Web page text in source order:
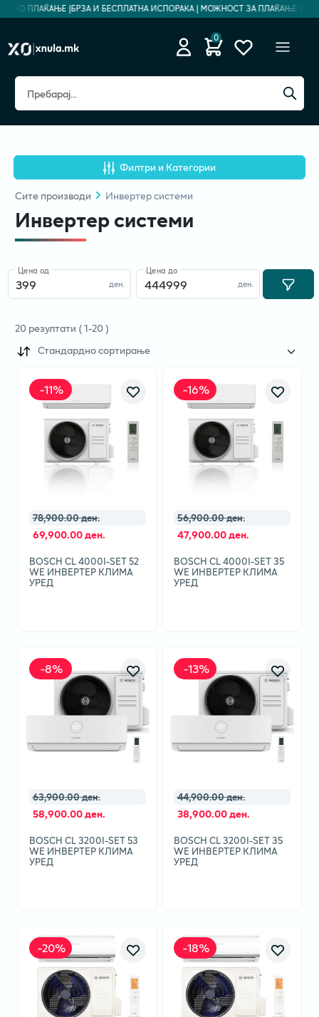
ПЛАЌАЊЕ |БРЗА И БЕСПЛАТНА ИСПОРАКА | МОЖНОСТ ЗА ПЛАЌАЊЕ НА
0
Филтри и Категории
Ситепроизводи Инвертер системи
Инвертер системи
ден.
Цена од
ден.
Цена до
20резултати (1-20)
Стандардно сортирање
-11%
78,900.00 ден.
69,900.00 ден.
BOSCH CL 4000I-SET 52
WE ИНВЕРТЕР КЛИМА
УРЕД
-16%
56,900.00 ден.
47,900.00 ден.
BOSCH CL 4000I-SET 35
WE ИНВЕРТЕР КЛИМА
УРЕД
-8%
63,900.00 ден.
58,900.00 ден.
BOSCH CL 3200I-SET 53
WE ИНВЕРТЕР КЛИМА
УРЕД
-13%
44,900.00 ден.
38,900.00 ден.
BOSCH CL 3200I-SET 35
WE ИНВЕРТЕР КЛИМА
УРЕД
-20% -18%